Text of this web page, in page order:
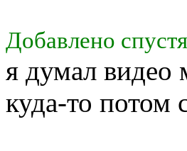
Добавлено
я думал видео
куда-то потом